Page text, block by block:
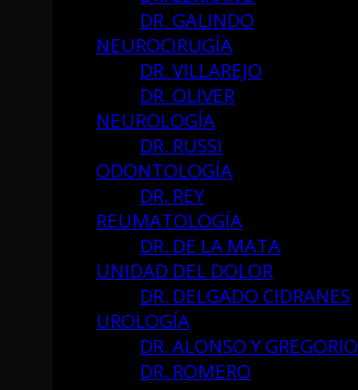
DR. GALINDO
NEUROCIRUGÍA
DR. VILLAREJO
DR. OLIVER
NEUROLOGÍA
DR. RUSSI
ODONTOLOGÍA
DR. REY
REUMATOLOGÍA
DR. DE LA MATA
UNIDAD DEL DOLOR
DR. DELGADO CIDRANES
UROLOGÍA
DR. ALONSO Y GREGORIO
DR. ROMERO